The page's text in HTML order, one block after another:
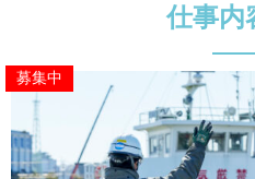
仕事内
募集中